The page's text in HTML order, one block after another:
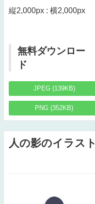
縦2,000px : 横2,000px
無料ダウンロー
ド
JPEG (139KB)
PNG (352KB)
人の影のイラスト